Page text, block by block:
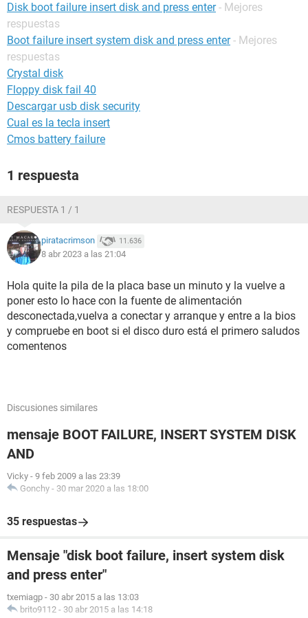
Disk boot failure insert disk and press enter - Mejores
respuestas
Boot failure insert system disk and press enter - Mejores
respuestas
Crystal disk
Floppy disk fail 40
Descargar usb disk security
Cual es la tecla insert
Cmos battery failure
1 respuesta
RESPUESTA 1 / 1
piratacrimson 11.636
8 abr 2023 a las 21:04
Hola quite la pila de la placa base un minuto y la vuelve a
poner esto lo hace con la fuente de alimentación
desconectada,vuelva a conectar y arranque y entre a la bios
y compruebe en boot si el disco duro está el primero saludos
comentenos
Discusiones similares
mensaje BOOT FAILURE, INSERT SYSTEM DISK
AND
Vicky - 9 feb 2009 a las 23:39
Gonchy - 30 mar 2020 a las 18:00
35 respuestas
Mensaje "disk boot failure, insert system disk
and press enter"
txemiagp - 30 abr 2015 a las 13:03
brito9112 - 30 abr 2015 a las 14:18